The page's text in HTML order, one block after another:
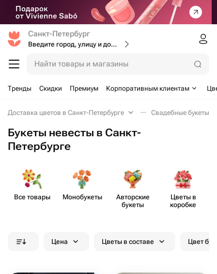
Санкт-Петербург
Введите город, улицу и дом доставки
Найти товары и магазины
Тренды Скидки Премиум Корпоративным клиентам
Доставка цветов в Санкт-Петербурге Свадебные букеты
Букеты невесты в Санкт-
Петербурге
Все товары Моно​букеты
Авторские
букеты
Цветы в
коробке
Цена Цветы в составе Цвет